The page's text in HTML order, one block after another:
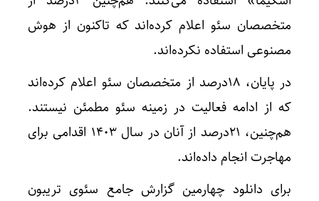
متخصصان سئو اعلام کرده‌اند که تاکنون از هوش
مصنوعی استفاده نکرده‌اند.
در پایان، ۱۸درصد از متخصصان سئو اعلام کرده‌اند
که از ادامه فعالیت در زمینه سئو مطمئن نیستند.
هم‌چنین، ۲۱درصد از آنان در سال ۱۴۰۳ اقدامی برای
مهاجرت انجام داده‌اند.
برای دانلود چهارمین گزارش جامع سئوی تریبون